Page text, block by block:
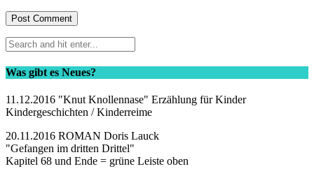
Was gibt es Neues?
11.12.2016 "Knut Knollennase" Erzählung für Kinder
Kindergeschichten / Kinderreime
20.11.2016 ROMAN Doris Lauck
"Gefangen im dritten Drittel"
Kapitel 68 und Ende = grüne Leiste oben